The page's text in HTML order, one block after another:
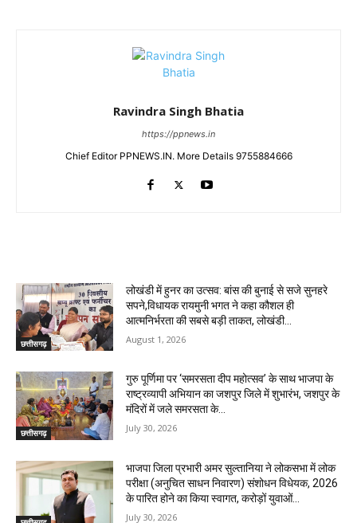
Ravindra Singh Bhatia
https://ppnews.in
Chief Editor PPNEWS.IN. More Details 9755884666
छत्तीसगढ़
लोखंडी में हुनर का उत्सव: बांस की बुनाई से सजे सुनहरे
सपने,विधायक रायमुनी भगत ने कहा कौशल ही
आत्मनिर्भरता की सबसे बड़ी ताकत, लोखंडी...
August 1, 2026
छत्तीसगढ़
गुरु पूर्णिमा पर ‘समरसता दीप महोत्सव’ के साथ भाजपा के
राष्ट्रव्यापी अभियान का जशपुर जिले में शुभारंभ, जशपुर के
मंदिरों में जले समरसता के...
July 30, 2026
भाजपा जिला प्रभारी अमर सुल्तानिया ने लोकसभा में लोक
परीक्षा (अनुचित साधन निवारण) संशोधन विधेयक, 2026
के पारित होने का किया स्वागत, करोड़ों युवाओं...
July 30, 2026